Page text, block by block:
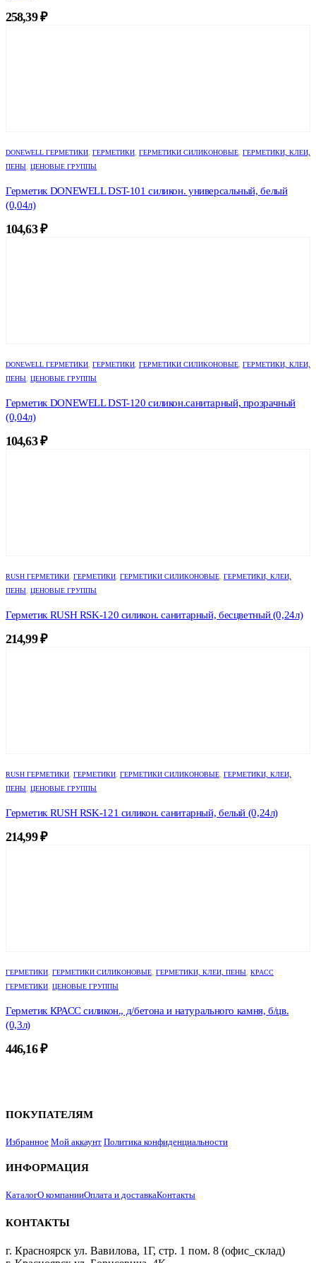
258,39₽
DONEWELL ГЕРМЕТИКИ ГЕРМЕТИКИ ГЕРМЕТИКИ СИЛИКОНОВЫЕ ГЕРМЕТИКИ, КЛЕИ,
ПЕНЫ ЦЕНОВЫЕ ГРУППЫ
Герметик DONEWELL DST-101 силикон. универсальный, белый
(0,04л)
104,63₽
DONEWELL ГЕРМЕТИКИ ГЕРМЕТИКИ ГЕРМЕТИКИ СИЛИКОНОВЫЕ ГЕРМЕТИКИ, КЛЕИ,
ПЕНЫ ЦЕНОВЫЕ ГРУППЫ
Герметик DONEWELL DST-120 силикон.санитарный, прозрачный
(0,04л)
104,63₽
RUSH ГЕРМЕТИКИ ГЕРМЕТИКИ ГЕРМЕТИКИ СИЛИКОНОВЫЕ ГЕРМЕТИКИ, КЛЕИ,
ПЕНЫ ЦЕНОВЫЕ ГРУППЫ
Герметик RUSH RSK-120 силикон. санитарный, бесцветный (0,24л)
214,99₽
RUSH ГЕРМЕТИКИ ГЕРМЕТИКИ ГЕРМЕТИКИ СИЛИКОНОВЫЕ ГЕРМЕТИКИ, КЛЕИ,
ПЕНЫ ЦЕНОВЫЕ ГРУППЫ
Герметик RUSH RSK-121 силикон. санитарный, белый (0,24л)
214,99₽
ГЕРМЕТИКИ ГЕРМЕТИКИ СИЛИКОНОВЫЕ ГЕРМЕТИКИ, КЛЕИ, ПЕНЫ КРАСС
ГЕРМЕТИКИ ЦЕНОВЫЕ ГРУППЫ
Герметик КРАСС силикон., д/бетона и натурального камня, б/цв.
(0,3л)
446,16₽
ПОКУПАТЕЛЯМ
Избранное Мой аккаунт Политика конфиденциальности
ИНФОРМАЦИЯ
КаталогО компанииОплата и доставкаКонтакты
КОНТАКТЫ
г. Красноярск ул. Вавилова, 1Г, стр. 1 пом. 8 (офис_склад)